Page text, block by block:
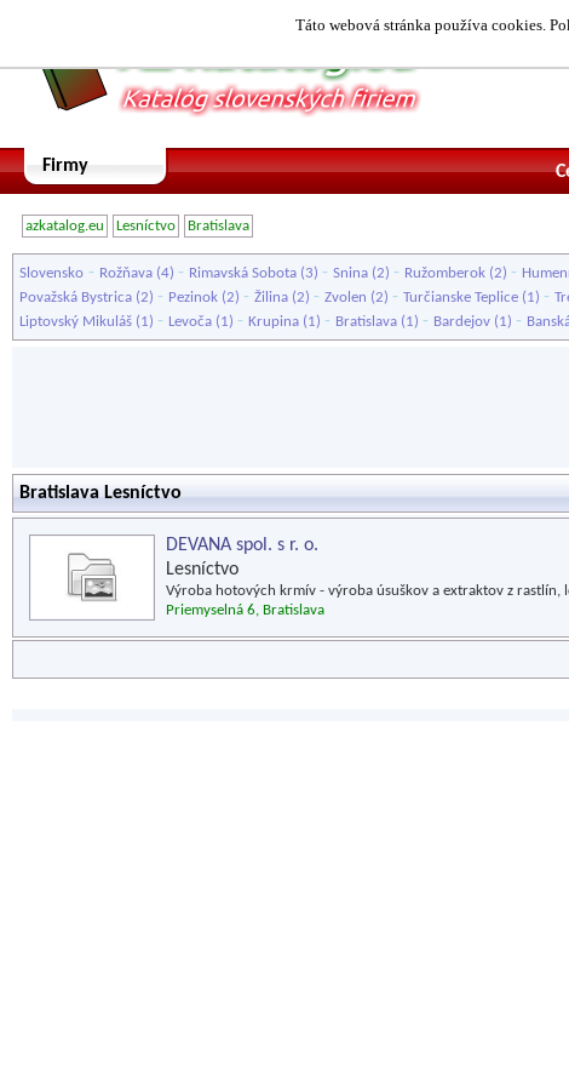
Táto webová stránka používa cookies.
Firmy
azkatalog.eu Lesníctvo Bratislava
Slovensko - Rožňava (4) - Rimavská Sobota (3) - Snina (2) - Ružomberok (2) -
Považská Bystrica (2) - Pezinok (2) - Žilina (2) - Zvolen (2) - Turčianske Teplice (1) -
Liptovský Mikuláš (1) - Levoča (1) - Krupina (1) - Bratislava (1) - Bardejov (1) -
Bratislava Lesníctvo
DEVANA spol. s r. o.
Lesníctvo
Výroba hotových krmív - výroba úsuškov a extraktov z rastlín,
Priemyselná 6, Bratislava